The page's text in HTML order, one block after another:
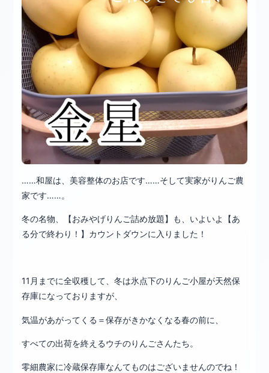
……和屋は、美容整体のお店です……そして実家がりんご農
家です……。
冬の名物、【おみやげりんご詰め放題】も、いよいよ【あ
る分で終わり！】カウントダウンに入りました！
11月までに全収穫して、冬は氷点下のりんご小屋が天然保
存庫になっておりますが、
気温があがってくる＝保存がきかなくなる春の前に、
すべての出荷を終えるウチのりんごさんたち。
零細農家に冷蔵保存庫なんてものはございませんのでね！